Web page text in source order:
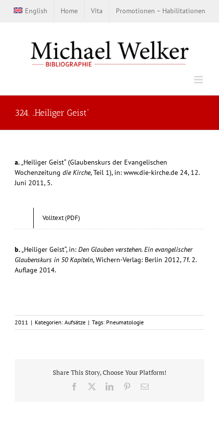
Inhalt
English Home Vita Promotionen – Habilitationen
324. „Heiliger Geist“
a.„Heiliger Geist“ (Glaubenskurs der Evangelischen
Wochenzeitung die Kirche, Teil 1), in: www.die-kirche.de 24, 12.
Juni 2011, 5.
Volltext (PDF)
b.„Heiliger Geist“, in: Den Glauben verstehen. Ein evangelischer
Glaubenskurs in 50 Kapiteln, Wichern-Verlag: Berlin 2012, 7f. 2.
Auflage 2014.
2011 | Kategorien: Aufsätze | Tags: Pneumatologie
Share This Story, Choose Your Platform!
Facebook LinkedInPinterest
E-